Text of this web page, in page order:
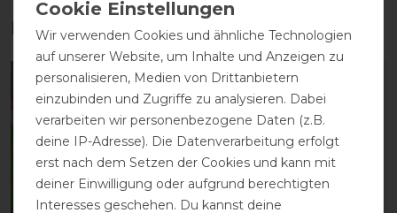
Das perfekte Zubehör für dich
-10% -10%
Wir verwenden Cookies und ähnliche Technologien
auf unserer Website, um Inhalte und Anzeigen zu
personalisieren, Medien von Drittanbietern
einzubinden und Zugriffe zu analysieren. Dabei
verarbeiten wir personenbezogene Daten (z.B.
deine IP-Adresse). Die Datenverarbeitung erfolgt
erst nach dem Setzen der Cookies und kann mit
deiner Einwilligung oder aufgrund berechtigten
Interesses geschehen. Du kannst deine